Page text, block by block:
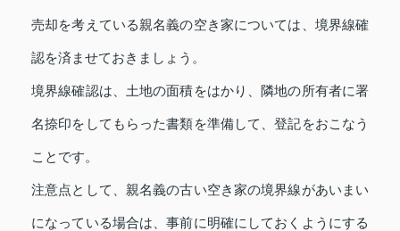
売却を考えている親名義の空き家については、境界線確
認を済ませておきましょう。
境界線確認は、土地の面積をはかり、隣地の所有者に署
名捺印をしてもらった書類を準備して、登記をおこなう
ことです。
注意点として、親名義の古い空き家の境界線があいまい
になっている場合は、事前に明確にしておくようにする